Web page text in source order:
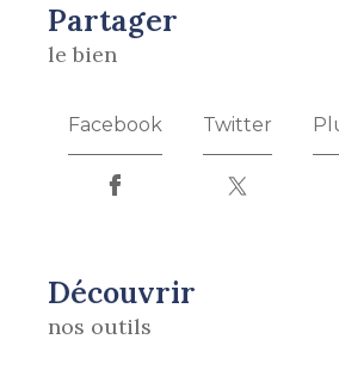
partager
le bien
Facebook Twitter
découvrir
nos outils